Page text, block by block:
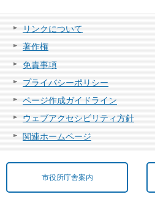
リンクについて
著作権
免責事項
プライバシーポリシー
ページ作成ガイドライン
ウェブアクセシビリティ方針
関連ホームページ
市役所庁舎案内